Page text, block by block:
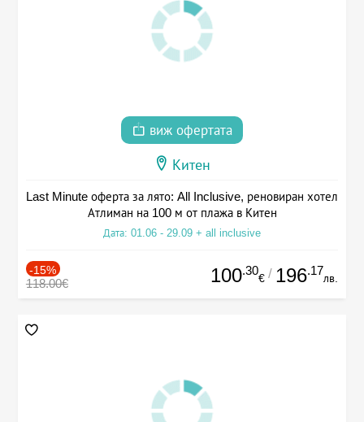
виж офертата
Китен
Last Minute оферта за лято: All Inclusive, реновиран хотел
Атлиман на 100 м от плажа в Китен
Дата: 01.06 - 29.09 + all inclusive
-15%
118.00€ 100.30
€ / 196.17
лв.